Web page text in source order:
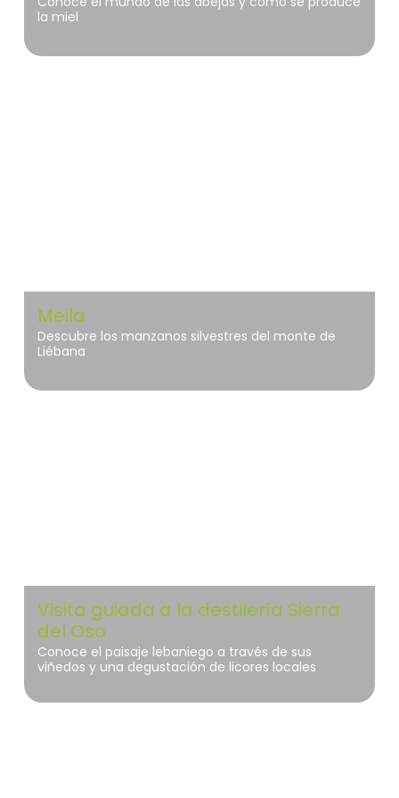
la miel
Meila
Descubre los manzanos silvestres del monte de
Liébana
Visita guiada a la destilería Sierra
del Oso
Conoce el paisaje lebaniego a través de sus
viñedos y una degustación de licores locales